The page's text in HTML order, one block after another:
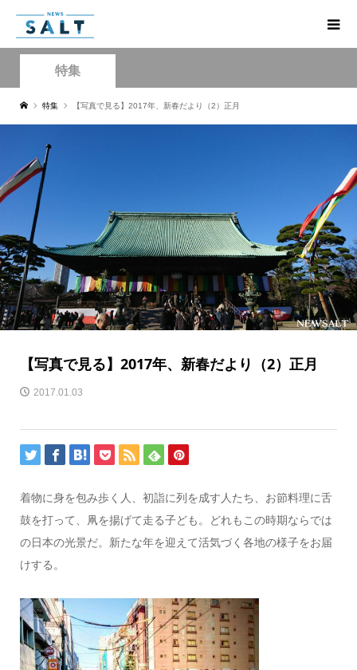
特集
特集 【写真で見る】2017年、新春だより（2）正月
【写真で見る】2017年、新春だより（2）正月
2017.01.03
着物に身を包み歩く人、初詣に列を成す人たち、お節料理に舌
鼓を打って、凧を揚げて走る子ども。どれもこの時期ならでは
の日本の光景だ。新たな年を迎えて活気づく各地の様子をお届
けする。